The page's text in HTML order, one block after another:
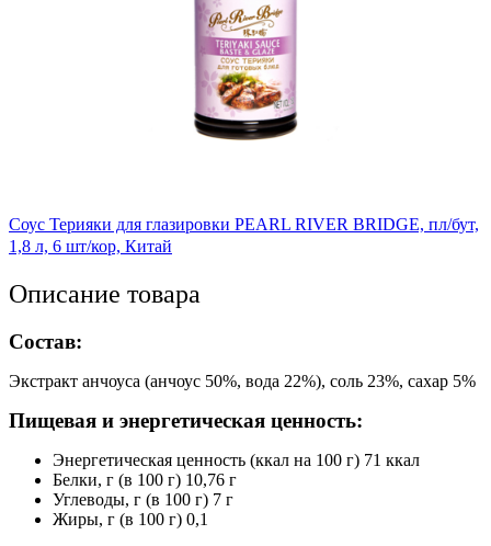
Соус Терияки для глазировки PEARL RIVER BRIDGE, пл/бут,
1,8 л, 6 шт/кор, Китай
Описание товара
Состав:
Экстракт анчоуса (анчоус 50%, вода 22%), соль 23%, сахар 5%
Пищевая и энергетическая ценность:
Энергетическая ценность (ккал на 100 г) 71 ккал
Белки, г (в 100 г) 10,76 г
Углеводы, г (в 100 г) 7 г
Жиры, г (в 100 г) 0,1